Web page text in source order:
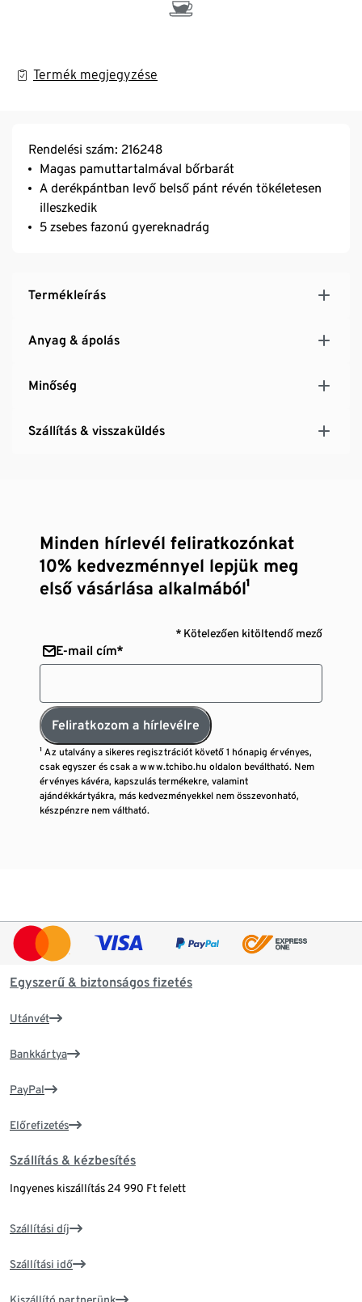
Termék megjegyzése
Rendelési szám: 216248
Magas pamuttartalmával bőrbarát
A derékpántban levő belső pánt révén tökéletesen
illeszkedik
5 zsebes fazonú gyereknadrág
Termékleírás
Anyag & ápolás
Minőség
Szállítás & visszaküldés
Minden hírlevél feliratkozónkat
10% kedvezménnyel lepjük meg
első vásárlása alkalmából¹
* Kötelezően kitöltendő mező
E-mail cím*
Feliratkozom a hírlevélre
¹ Az utalvány a sikeres regisztrációt követő 1 hónapig érvényes,
csak egyszer és csak a www.tchibo.hu oldalon beváltható. Nem
érvényes kávéra, kapszulás termékekre, valamint
ajándékkártyákra, más kedvezményekkel nem összevonható,
készpénzre nem váltható.
Egyszerű & biztonságos fizetés
Utánvét
Bankkártya
PayPal
Előrefizetés
Szállítás & kézbesítés
Ingyenes kiszállítás 24 990 Ft felett
Szállítási díj
Szállítási idő